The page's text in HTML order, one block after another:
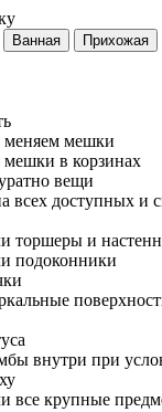
меняем мешки
в корзинах
вещи
всех доступных и
торшеры и
подоконники
внутри при
все крупные